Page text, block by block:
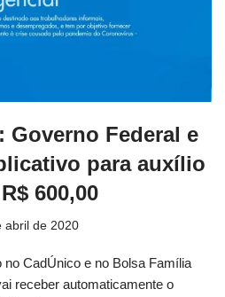
Governo Federal e
para auxílio
600,00
abril de 2020
CadÚnico e no Bolsa Família
receber automaticamente o